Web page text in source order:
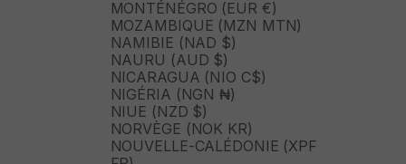
MONTÉNÉGRO (EUR €)
MOZAMBIQUE (MZN MTN)
NAMIBIE (NAD $)
NAURU (AUD $)
NICARAGUA (NIO C$)
NIGÉRIA (NGN ₦)
NIUE (NZD $)
NORVÈGE (NOK KR)
NOUVELLE-CALÉDONIE (XPF